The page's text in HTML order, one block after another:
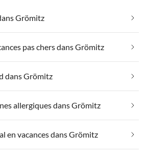
Grömitz
pas chers dans Grömitz
dans Grömitz
allergiques dans Grömitz
en vacances dans Grömitz